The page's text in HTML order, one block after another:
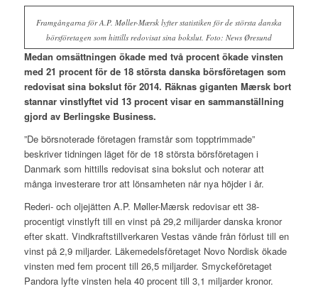
Framgångarna för A.P. Møller-Mærsk lyfter statistiken för de största danska
börsföretagen som hittills redovisat sina bokslut. Foto: News Øresund
Medan omsättningen ökade med två procent ökade vinsten
med 21 procent för de 18 största danska börsföretagen som
redovisat sina bokslut för 2014. Räknas giganten Mærsk bort
stannar vinstlyftet vid 13 procent visar en sammanställning
gjord av Berlingske Business.
”De börsnoterade företagen framstår som topptrimmade”
beskriver tidningen läget för de 18 största börsföretagen i
Danmark som hittills redovisat sina bokslut och noterar att
många investerare tror att lönsamheten når nya höjder i år.
Rederi- och oljejätten A.P. Møller-Mærsk redovisar ett 38-
procentigt vinstlyft till en vinst på 29,2 milijarder danska kronor
efter skatt. Vindkraftstillverkaren Vestas vände från förlust till en
vinst på 2,9 miljarder. Läkemedelsföretaget Novo Nordisk ökade
vinsten med fem procent till 26,5 miljarder. Smyckeföretaget
Pandora lyfte vinsten hela 40 procent till 3,1 miljarder kronor.